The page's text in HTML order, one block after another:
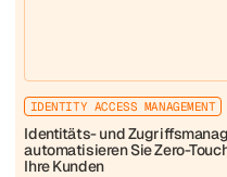
IDENTITY ACCESS MANAGEMENT
Identitäts- und
automatisieren Sie Zero-
Ihre Kunden